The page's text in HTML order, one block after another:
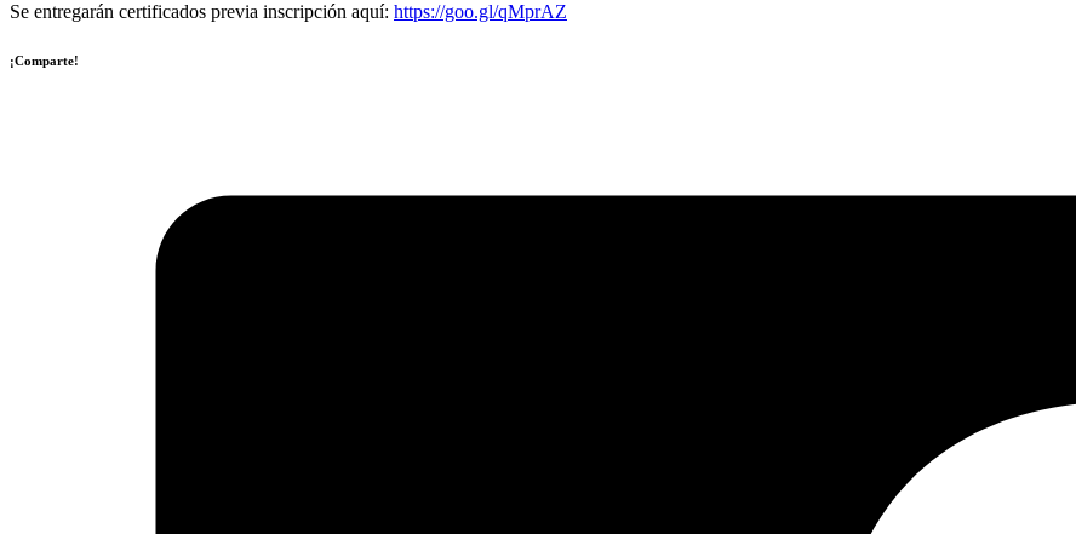
Se entregarán certificados previa inscripción aquí: https://goo.gl/qMprAZ
¡Comparte!